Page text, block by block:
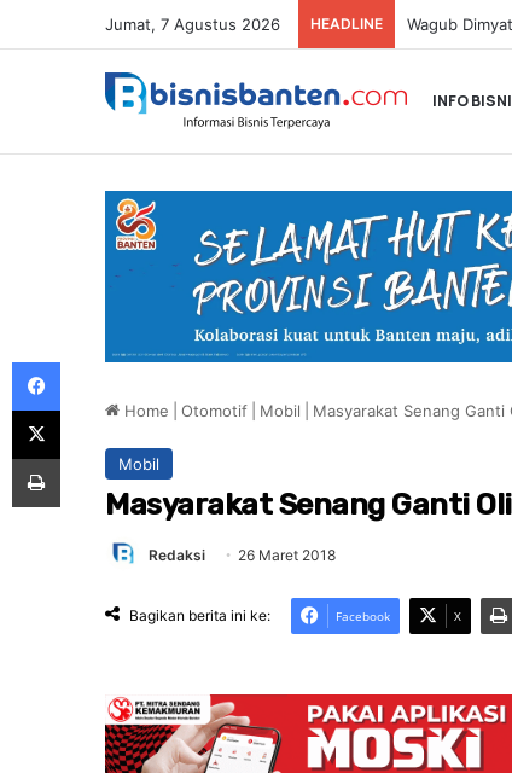
Jumat, 7 Agustus 2026 HEADLINE
INFO
Home Otomotif Mobil Masyarakat Senang Ganti
Mobil
Masyarakat Senang Ganti
Redaksi 26 Maret 2018
Bagikan berita ini ke: Facebook X
Facebook